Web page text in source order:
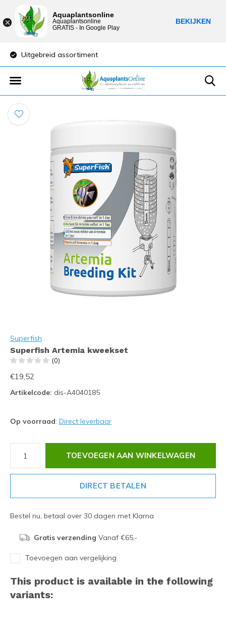
Uitgebreid assortiment
Superfish
Superfish Artemia kweekset
(0)
€19,52
Artikelcode: dis-A4040185
Op voorraad: Direct leverbaar
TOEVOEGEN AAN WINKELWAGEN
DIRECT BETALEN
Bestel nu, betaal over 30 dagen met Klarna
Gratis verzending Vanaf €65,-
Toevoegen aan vergelijking
This product is available in the following
variants:
Aquaplantsonline
Aquaplantsonline
GRATIS - In Google Play
BEKIJKEN